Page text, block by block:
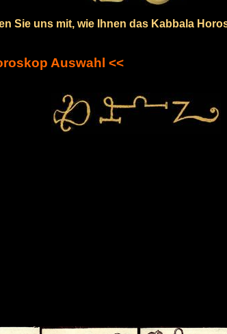
Sie uns mit, wie Ihnen das Kabbala
Auswahl <<